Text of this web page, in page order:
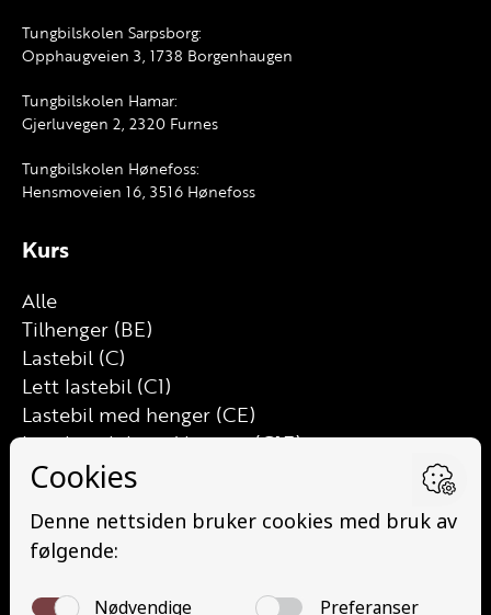
Tungbilskolen Sarpsborg:
Opphaugveien 3, 1738 Borgenhaugen
Tungbilskolen Hamar:
Gjerluvegen 2, 2320 Furnes
Tungbilskolen Hønefoss:
Hensmoveien 16, 3516 Hønefoss
Kurs
Alle
Tilhenger (BE)
Lastebil (C)
Lett lastebil (C1)
Lastebil med henger (CE)
Lett lastebil med henger (C1E)
Buss (D)
Minibuss (D1)
Minibuss med henger (D1E)